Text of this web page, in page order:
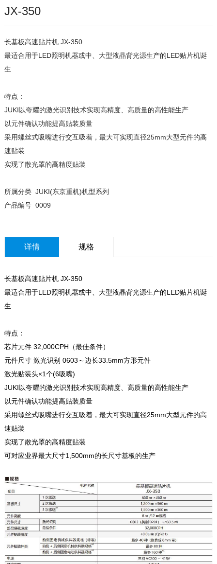
JX-350
长基板高速贴片机 JX-350
最适合用于LED照明机器或中、大型液晶背光源生产的LED贴片机诞
生
特点：
JUKI以夸耀的激光识别技术实现高精度、高质量的高性能生产
以元件确认功能提高贴装质量
采用螺丝式吸嘴进行交互吸着，最大可实现直径25mm大型元件的高
速贴装
实现了散光罩的高精度贴装
所属分类 JUKI(东京重机)机型系列
产品编号 0009
详情 规格
长基板高速贴片机 JX-350
最适合用于LED照明机器或中、大型液晶背光源生产的LED贴片机诞
生
特点：
芯片元件 32,000CPH（最佳条件）
元件尺寸 激光识别 0603～边长33.5mm方形元件
激光贴装头×1个(6吸嘴)
JUKI以夸耀的激光识别技术实现高精度、高质量的高性能生产
以元件确认功能提高贴装质量
采用螺丝式吸嘴进行交互吸着，最大可实现直径25mm大型元件的高
速贴装
实现了散光罩的高精度贴装
可对应业界最大尺寸1,500mm的长尺寸基板的生产